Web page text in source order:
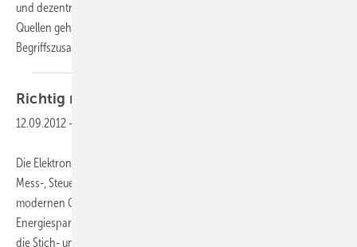
und dezentralen Stromerzeugern und Energie aus regenerativen
Quellen geht. Wie alles in unserer Zeit stammt diese
Begriffszusammensetzung aus dem Englischen, wobei
Richtig regeln
12.09.2012 -
Die Elektronik wird in der Kälte-Klima-Branche immer wichtiger. Die
Mess-, Steuer- und Regeltechnik kurz: MSR-Technik ist aus der
modernen Gebäudetechnik nicht mehr wegzudenken.
Energiesparverordnung, Smart Grid, intelligente Regelsysteme sind
die Stich- und Schlagworte, die die